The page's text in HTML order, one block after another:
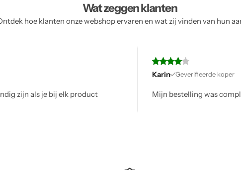
Wat zeggen klanten
hoe klanten onze webshop ervaren en wat zij vinden van hun
Mijn bestelling was compleet en op tijd, alles volgens